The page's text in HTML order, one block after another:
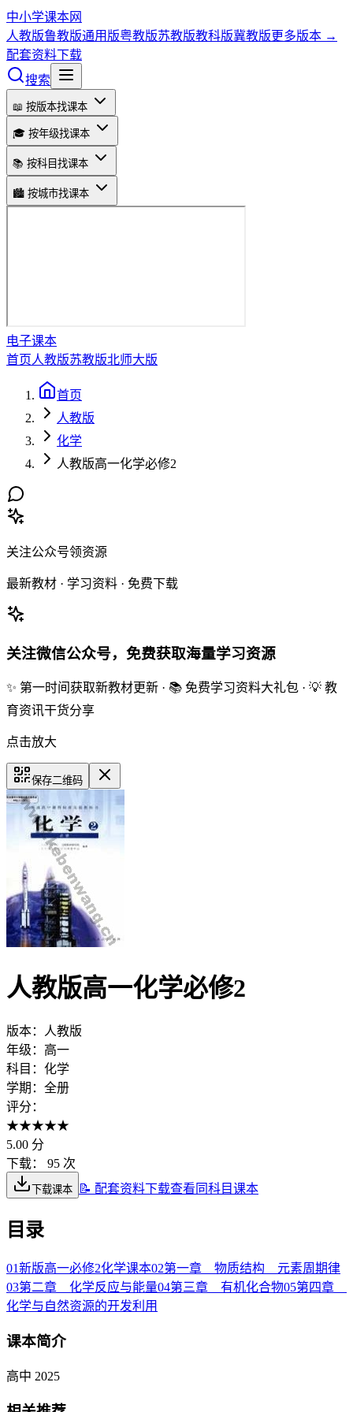
中小学课本网
人教版鲁教版通用版粤教版苏教版教科版冀教版更多版本 →
配套资料下载
搜索
📖 按版本找课本
🎓 按年级找课本
📚 按科目找课本
🏙️ 按城市找课本
电子课本
首页人教版苏教版北师大版
首页
人教版
化学
人教版高一化学必修2
关注公众号领资源
最新教材 · 学习资料 · 免费下载
关注微信公众号，免费获取海量学习资源
✨ 第一时间获取新教材更新 · 📚 免费学习资料大礼包 · 💡 教
育资讯干货分享
点击放大
保存二维码
人教版高一化学必修2
版本：
人教版
年级： 高一
科目： 化学
学期： 全册
评分：
★★★★★
5.00 分
下载：
95 次
下载课本 📝 配套资料下载查看同科目课本
目录
01新版高一必修2化学课本02第一章 物质结构 元素周期律
03第二章 化学反应与能量04第三章 有机化合物05第四章
化学与自然资源的开发利用
课本简介
高中 2025